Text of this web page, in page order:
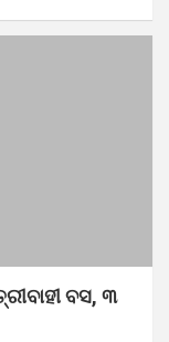
ବସ, ୩